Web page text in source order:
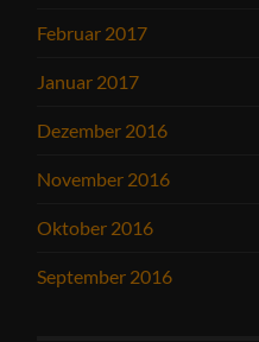
Februar 2017
Januar 2017
Dezember 2016
November 2016
Oktober 2016
September 2016